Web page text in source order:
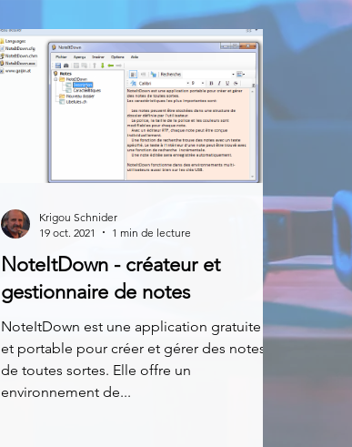
NoteItDown - créateur et
gestionnaire de notes
NoteItDown est une application gratuite
et portable pour créer et gérer des notes
de toutes sortes. Elle offre un
environnement de...
Krigou Schnider
19 oct. 2021
1 min de lecture